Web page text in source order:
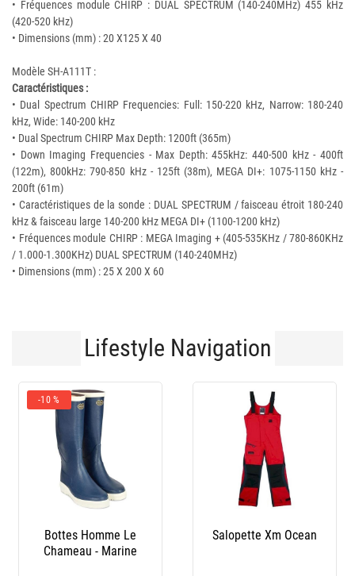
• Fréquences module CHIRP : DUAL SPECTRUM (140-240MHz) 455 kHz
(420-520 kHz)
• Dimensions (mm) : 20 X125 X 40
Modèle SH-A111T :
Caractéristiques :
• Dual Spectrum CHIRP Frequencies: Full: 150-220 kHz, Narrow: 180-240
kHz, Wide: 140-200 kHz
• Dual Spectrum CHIRP Max Depth: 1200ft (365m)
• Down Imaging Frequencies - Max Depth: 455kHz: 440-500 kHz - 400ft
(122m), 800kHz: 790-850 kHz - 125ft (38m), MEGA DI+: 1075-1150 kHz -
200ft (61m)
• Caractéristiques de la sonde : DUAL SPECTRUM / faisceau étroit 180-240
kHz & faisceau large 140-200 kHz MEGA DI+ (1100-1200 kHz)
• Fréquences module CHIRP : MEGA Imaging + (405-535KHz / 780-860KHz
/ 1.000-1.300KHz) DUAL SPECTRUM (140-240MHz)
• Dimensions (mm) : 25 X 200 X 60
Lifestyle Navigation
-10 %
Bottes Homme Le
Chameau - Marine
Salopette Xm Ocean